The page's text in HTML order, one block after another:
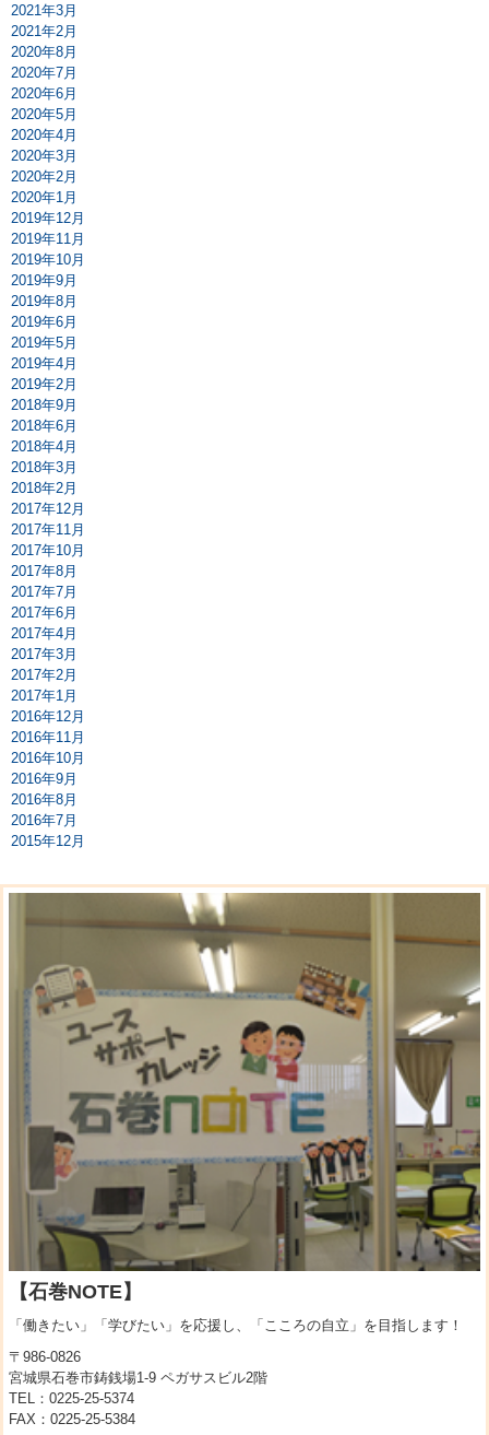
2021年3月
2021年2月
2020年8月
2020年7月
2020年6月
2020年5月
2020年4月
2020年3月
2020年2月
2020年1月
2019年12月
2019年11月
2019年10月
2019年9月
2019年8月
2019年6月
2019年5月
2019年4月
2019年2月
2018年9月
2018年6月
2018年4月
2018年3月
2018年2月
2017年12月
2017年11月
2017年10月
2017年8月
2017年7月
2017年6月
2017年4月
2017年3月
2017年2月
2017年1月
2016年12月
2016年11月
2016年10月
2016年9月
2016年8月
2016年7月
2015年12月
【石巻NOTE】
「働きたい」「学びたい」を応援し、「こころの自立」を目指します！
〒986-0826
宮城県石巻市鋳銭場1-9 ペガサスビル2階
TEL：0225-25-5374
FAX：0225-25-5384